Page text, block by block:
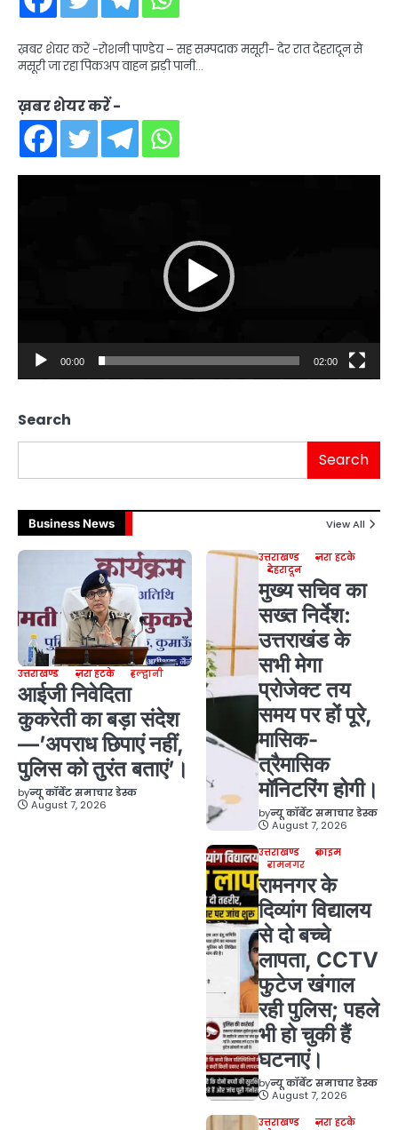
ख़बर शेयर करें -रोशनी पाण्डेय – सह सम्पदाक मसूरी- देर रात देहरादून से
मसूरी जा रहा पिकअप वाहन झड़ी पानी…
ख़बर शेयर करें -
00:00 02:00
Search
Search
Business News View All
उत्तराखण्ड ज़रा हटके हल्द्वानी
आईजी निवेदिता
कुकरेती का बड़ा संदेश
—’अपराध छिपाएं नहीं,
पुलिस को तुरंत बताएं’।
byन्यू कॉर्बेट समाचार डेस्क
August 7, 2026
उत्तराखण्ड
ज़रा हटके
देहरादून
मुख्य सचिव का
सख्त निर्देश:
उत्तराखंड के
सभी मेगा
प्रोजेक्ट तय
समय पर हों पूरे,
मासिक-
त्रैमासिक
मॉनिटरिंग होगी।
byन्यू कॉर्बेट समाचार डेस्क
August 7, 2026
उत्तराखण्ड
क्राइम
रामनगर
रामनगर के
दिव्यांग विद्यालय
से दो बच्चे
लापता, CCTV
फुटेज खंगाल
रही पुलिस; पहले
भी हो चुकी हैं
घटनाएं।
byन्यू कॉर्बेट समाचार डेस्क
August 7, 2026
उत्तराखण्ड
ज़रा हटके